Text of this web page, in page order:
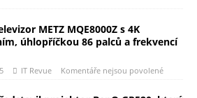
METZ MQE8000Z s 4K
úhlopříčkou 86 palců a frekvencí
IT Revue Komentáře nejsou povolené